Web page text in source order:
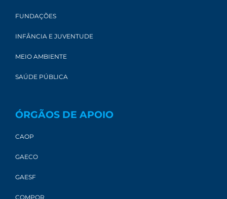
FUNDAÇÕES
INFÂNCIA E JUVENTUDE
MEIO AMBIENTE
SAÚDE PÚBLICA
ÓRGÃOS DE APOIO
CAOP
GAECO
GAESF
COMPOR